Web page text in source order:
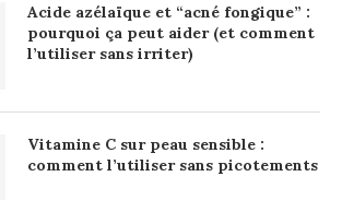
Acide azélaïque et “acné fongique” :
pourquoi ça peut aider (et comment
l’utiliser sans irriter)
Vitamine C sur peau sensible :
comment l’utiliser sans picotements